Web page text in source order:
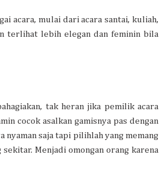
acara, mulai dari acara santai, kuliah,
terlihat lebih elegan dan feminin bila
tak heran jika pemilik acara
cocok asalkan gamisnya pas dengan
nyaman saja tapi pilihlah yang memang
Menjadi omongan orang karena